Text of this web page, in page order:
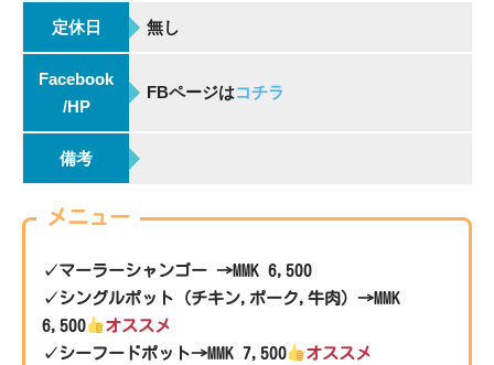
定休日 無し
Facebook
/HP
FBページはコチラ
備考
メニュー
✓マーラーシャンゴー →MMK 6,500
✓シングルポット（チキン,ポーク,牛肉）→MMK
6,500
オススメ
✓シーフードポット→MMK 7,500
オススメ